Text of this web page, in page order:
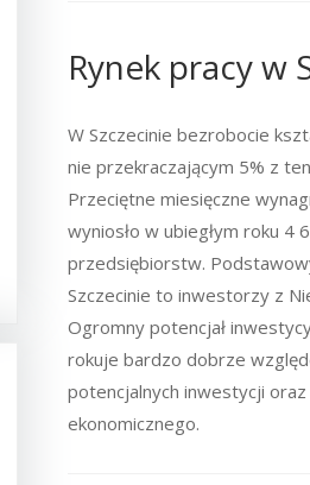
Rynek pracy w
W Szczecinie bezrobocie
nie przekraczającym 5% z
Przeciętne miesięczne
wyniosło w ubiegłym roku 4
przedsiębiorstw.
Szczecinie to inwestorzy z
Ogromny potencjał
rokuje bardzo dobrze
potencjalnych inwestycji
ekonomicznego.